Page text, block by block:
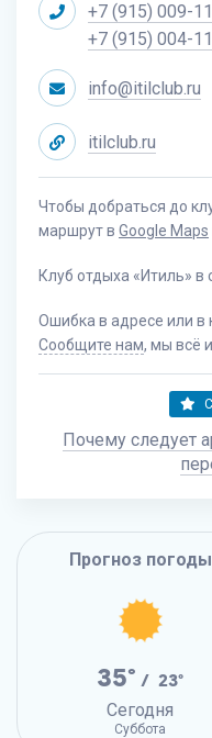
+7 (915) 009-
+7 (915) 004-
info@itilclub.ru
itilclub.ru
Чтобы добраться до
маршрут в Google Maps
Клуб отдыха «Итиль» в
Ошибка в адресе или в
Сообщите нам, мы всё
Почему следует
Прогноз
35° / 23°
Сегодня
Суббота